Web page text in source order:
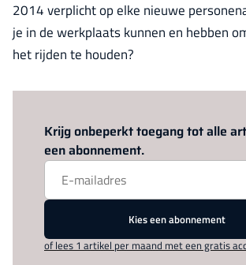
2014 verplicht op elke nieuwe
je in de werkplaats kunnen en hebben
het rijden te houden?
Krijg onbeperkt toegang tot alle
een abonnement.
Kies een abonnement
of lees 1 artikel per maand met een gratis